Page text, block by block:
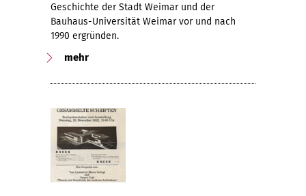
Geschichte der Stadt Weimar und der
Bauhaus-Universität Weimar vor und nach
1990 ergründen.
mehr